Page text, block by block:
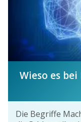
Wieso es
Die Begriffe